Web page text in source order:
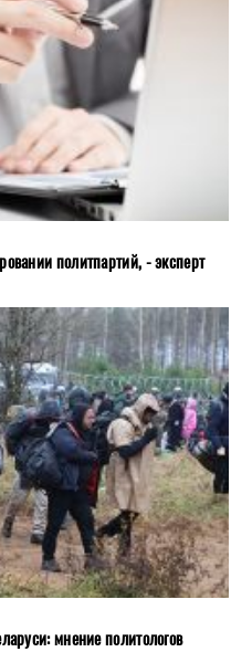
политпартий, - эксперт
мнение политологов